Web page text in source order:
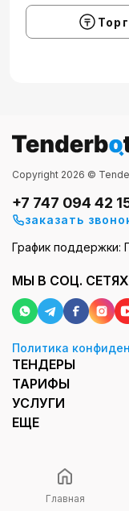
Главная
Copyright 2026 ©
+7 747 094 42
заказать
График поддержки:
МЫ В СОЦ. СЕТЯХ
Политика
ТЕНДЕРЫ
ТАРИФЫ
УСЛУГИ
ЕЩЕ